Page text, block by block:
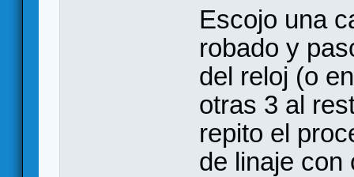
Escojo una
robado y
del reloj (o
otras 3 al
repito el
de linaje con